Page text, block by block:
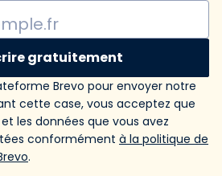
gratuitement
Brevo pour envoyer notre
cette case, vous acceptez que
les données que vous avez
conformément à la politique de
.